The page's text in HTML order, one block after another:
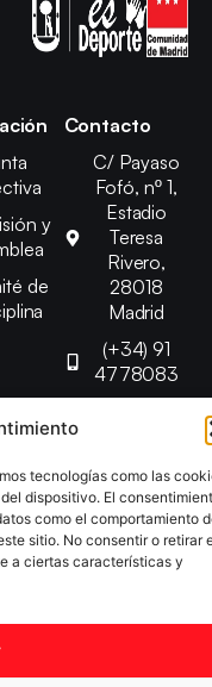
tecnologías como las
dispositivo. El
como el comportamiento
sitio. No consentir o retirar
a ciertas características y
y
de
Contacto
C/ Payaso
Fofó, nº 1,
Estadio
Teresa
Rivero,
28018
Madrid
(+34) 91
4778083
de Tenis de Mesa |